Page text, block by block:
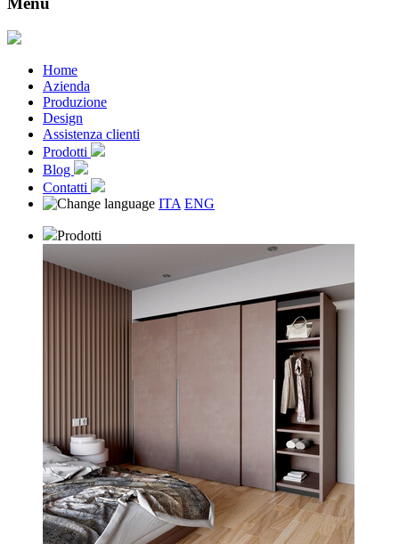
Home
Azienda
Produzione
Design
Assistenza clienti
Prodotti
Blog
Contatti
ITA ENG
Prodotti